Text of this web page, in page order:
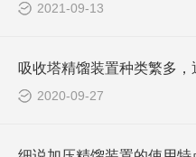
2021-09-13
2020-09-27